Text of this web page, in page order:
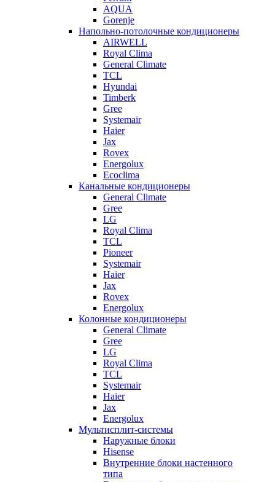
AQUA
Gorenje
Напольно-потолочные кондиционеры
AIRWELL
Royal Clima
General Climate
TCL
Hyundai
Timberk
Gree
Systemair
Haier
Jax
Rovex
Energolux
Ecoclima
Канальные кондиционеры
General Climate
Gree
LG
Royal Clima
TCL
Pioneer
Systemair
Haier
Jax
Rovex
Energolux
Колонные кондиционеры
General Climate
Gree
LG
Royal Clima
TCL
Systemair
Haier
Jax
Energolux
Мультисплит-системы
Наружные блоки
Hisense
Внутренние блоки настенного
типа